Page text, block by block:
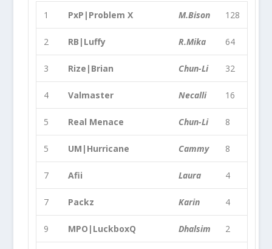
1 PxP|Problem X M.Bison 128
2 RB|Luffy R.Mika 64
3 Rize|Brian Chun-Li 32
4 Valmaster Necalli 16
5 Real Menace Chun-Li 8
5 UM|Hurricane Cammy 8
7 Afii Laura 4
7 Packz Karin 4
9 MPO|LuckboxQ Dhalsim 2